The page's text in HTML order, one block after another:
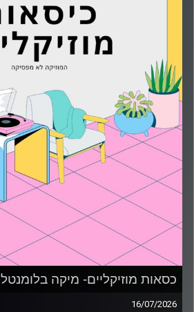
כסאות מוזיקליים- מיקה בלומנטל
16/07/2026